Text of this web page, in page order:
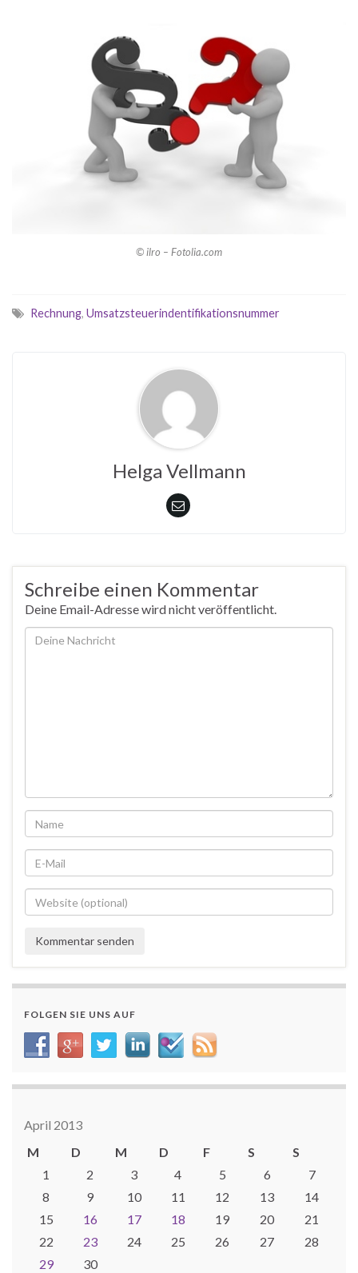
© ilro – Fotolia.com
Rechnung, Umsatzsteuerindentifikationsnummer
Helga Vellmann
Schreibe einen Kommentar
Deine Email-Adresse wird nicht veröffentlicht.
FOLGEN SIE UNS AUF
April 2013
M
D M D F S
S
1
2 3 4 5 6
7
8
9 10 11 12 13
14
15
16 17 18 19 20
21
22
23 24 25 26 27
28
29
30